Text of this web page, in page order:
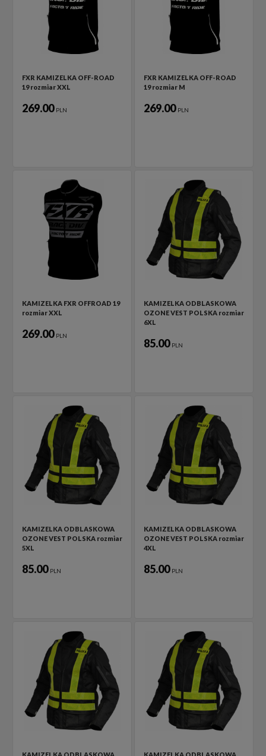
FXR KAMIZELKA OFF-ROAD
19 rozmiar XXL
269.00 PLN
FXR KAMIZELKA OFF-ROAD
19 rozmiar M
269.00 PLN
KAMIZELKA FXR OFFROAD 19
rozmiar XXL
269.00 PLN
KAMIZELKA ODBLASKOWA
OZONE VEST POLSKA rozmiar
6XL
85.00 PLN
KAMIZELKA ODBLASKOWA
OZONE VEST POLSKA rozmiar
5XL
85.00 PLN
KAMIZELKA ODBLASKOWA
OZONE VEST POLSKA rozmiar
4XL
85.00 PLN